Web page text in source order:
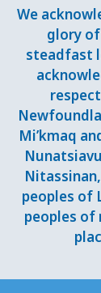
We
glory of
steadfast
Mi’kmaq
peoples of
peoples of